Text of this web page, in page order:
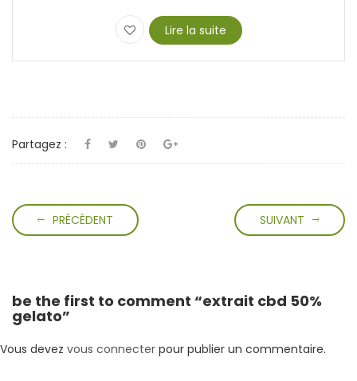
Lire la suite
Partagez :
PRÉCÈDENT SUIVANT
be the first to comment “extrait cbd 50%
gelato”
Vous devez vous connecter pour publier un commentaire.